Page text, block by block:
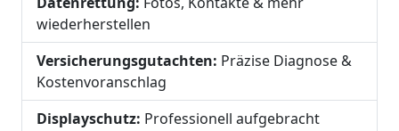
wiederherstellen
Versicherungsgutachten: Präzise Diagnose &
Kostenvoranschlag
Displayschutz: Professionell aufgebracht